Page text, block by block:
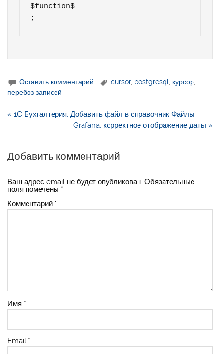
$function$
;
Оставить комментарий cursor, postgresql курсор
перебоз записей
Навигация
« 1С Бухгалтерия: Добавить файл в справочник Файлы
Grafana: корректное отображение даты »
Добавить комментарий
Ваш адрес email не будет опубликован. Обязательные
поля помечены *
Комментарий *
Имя *
Email *